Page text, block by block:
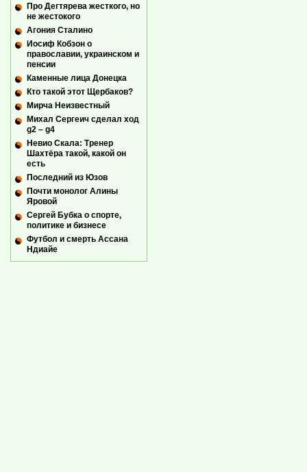
Про Дегтярева жесткого, но
не жестокого
Агония Сталино
Иосиф Кобзон о
православии, украинском и
пенсии
Каменные лица Донецка
Кто такой этот Щербаков?
Мирча Неизвестный
Михал Сергеич сделал ход
g2 – g4
Невио Скала: Тренер
Шахтёра такой, какой он
есть
Последний из Юзов
Почти монолог Алины
Яровой
Сергей Бубка о спорте,
политике и бизнесе
Футбол и смерть Ассана
Ндиайе